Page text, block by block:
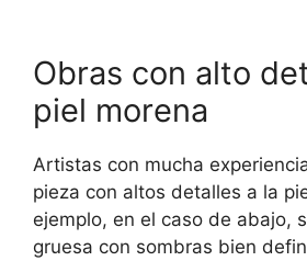
Obras con alto
piel morena
Artistas con mucha
pieza con altos detalles a la
ejemplo, en el caso de abajo,
gruesa con sombras bien